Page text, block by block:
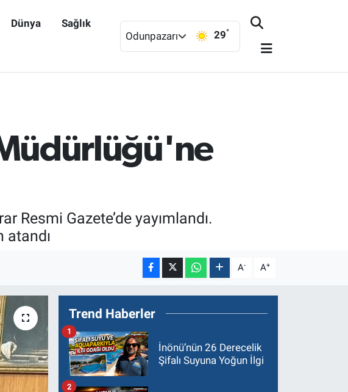
Dünya Sağlık
Odunpazarı 29°
Resmi Gazete’de yayımlandı.
atandı
A- A+
Trend Haberler
İnönü’nün 26 Derecelik
Şifalı Suyuna Yoğun İlgi
1
2